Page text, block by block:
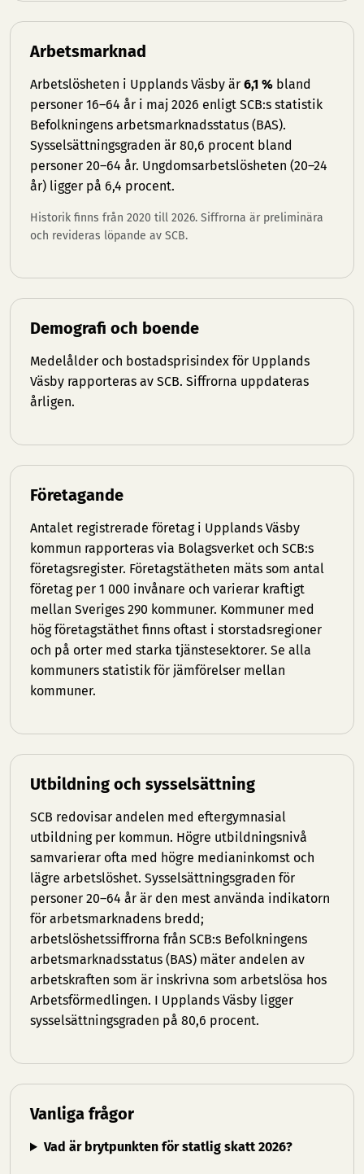
Arbetsmarknad
Arbetslösheten i Upplands Väsby är 6,1 % bland
personer 16–64 år i maj 2026 enligt SCB:s statistik
Befolkningens arbetsmarknadsstatus (BAS).
Sysselsättningsgraden är 80,6 procent bland
personer 20–64 år. Ungdomsarbetslösheten (20–24
år) ligger på 6,4 procent.
Historik finns från 2020 till 2026. Siffrorna är preliminära
och revideras löpande av SCB.
Demografi och boende
Medelålder och bostadsprisindex för Upplands
Väsby rapporteras av SCB. Siffrorna uppdateras
årligen.
Företagande
Antalet registrerade företag i Upplands Väsby
kommun rapporteras via Bolagsverket och SCB:s
företagsregister. Företagstätheten mäts som antal
företag per 1 000 invånare och varierar kraftigt
mellan Sveriges 290 kommuner. Kommuner med
hög företagstäthet finns oftast i storstadsregioner
och på orter med starka tjänstesektorer. Se alla
kommuners statistik för jämförelser mellan
kommuner.
Utbildning och sysselsättning
SCB redovisar andelen med eftergymnasial
utbildning per kommun. Högre utbildningsnivå
samvarierar ofta med högre medianinkomst och
lägre arbetslöshet. Sysselsättningsgraden för
personer 20–64 år är den mest använda indikatorn
för arbetsmarknadens bredd;
arbetslöshetssiffrorna från SCB:s Befolkningens
arbetsmarknadsstatus (BAS) mäter andelen av
arbetskraften som är inskrivna som arbetslösa hos
Arbetsförmedlingen. I Upplands Väsby ligger
sysselsättningsgraden på 80,6 procent.
Vanliga frågor
Vad är brytpunkten för statlig skatt 2026?